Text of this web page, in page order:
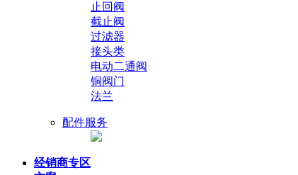
止回阀
截止阀
过滤器
接头类
电动二通阀
铜阀门
法兰
配件服务
经销商专区